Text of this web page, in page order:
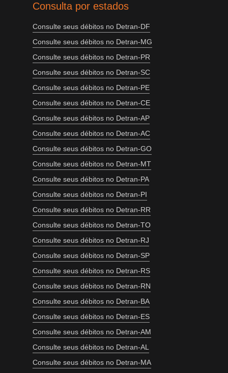
Consulta por estados
Consulte seus débitos no Detran-DF
Consulte seus débitos no Detran-MG
Consulte seus débitos no Detran-PR
Consulte seus débitos no Detran-SC
Consulte seus débitos no Detran-PE
Consulte seus débitos no Detran-CE
Consulte seus débitos no Detran-AP
Consulte seus débitos no Detran-AC
Consulte seus débitos no Detran-GO
Consulte seus débitos no Detran-MT
Consulte seus débitos no Detran-PA
Consulte seus débitos no Detran-PI
Consulte seus débitos no Detran-RR
Consulte seus débitos no Detran-TO
Consulte seus débitos no Detran-RJ
Consulte seus débitos no Detran-SP
Consulte seus débitos no Detran-RS
Consulte seus débitos no Detran-RN
Consulte seus débitos no Detran-BA
Consulte seus débitos no Detran-ES
Consulte seus débitos no Detran-AM
Consulte seus débitos no Detran-AL
Consulte seus débitos no Detran-MA